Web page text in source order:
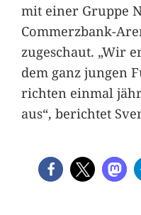
mit einer Gruppe
Commerzbank-
zugeschaut. „Wir
dem ganz jungen
richten einmal
aus“, berichtet